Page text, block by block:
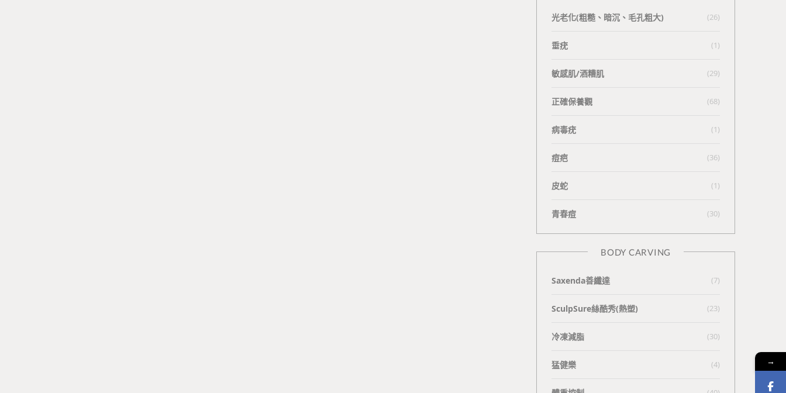
光老化(粗糙、暗沉、毛孔粗大) (26)
垂疣 (1)
敏感肌/酒糟肌 (29)
正確保養觀 (68)
病毒疣 (1)
痘疤 (36)
皮蛇 (1)
青春痘 (30)
BODY CARVING
Saxenda善纖達 (7)
SculpSure絲酷秀(熱塑) (23)
冷凍減脂 (30)
猛健樂 (4) →